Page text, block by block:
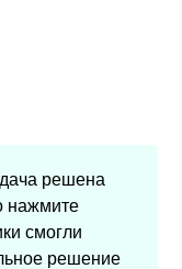
решена
нажмите
смогли
решение